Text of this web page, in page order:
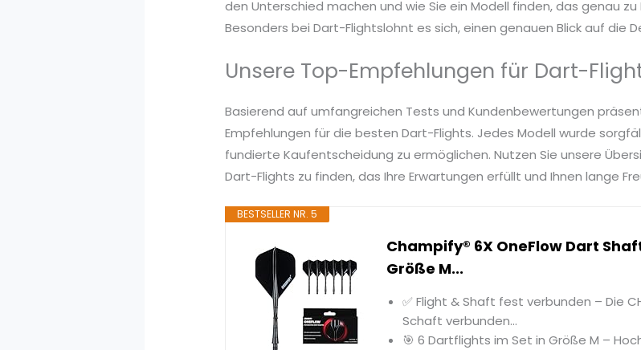
den Unterschied machen und wie Sie ein Modell finden, das genau
Besonders bei Dart-Flightslohnt es sich, einen genauen Blick auf die
Unsere Top-Empfehlungen für Dart-
Basierend auf umfangreichen Tests und Kundenbewertungen
Empfehlungen für die besten Dart-Flights. Jedes Modell wurde
fundierte Kaufentscheidung zu ermöglichen. Nutzen Sie unsere
Dart-Flights zu finden, das Ihre Erwartungen erfüllt und Ihnen lange
BESTSELLER NR. 5
Champify® 6X OneFlow Dart
Größe M...
✅ Flight & Shaft fest verbunden – Die
Schaft verbunden...
🎯 6 Dartflights im Set in Größe M –